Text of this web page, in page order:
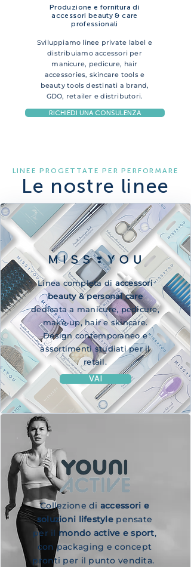
Produzione e fornitura di
accessori beauty & care
professionali
Sviluppiamo linee private label e
distribuiamo accessori per
manicure, pedicure, hair
accessories, skincare tools e
beauty tools destinati a brand,
GDO, retailer e distributori.
RICHIEDI UNA CONSULENZA
LINEE PROGETTATE PER PERFORMARE
Le nostre linee
Linea completa di accessori
beauty & personal care
dedicata a manicure, pedicure,
make-up, hair e skincare.
Design contemporaneo e
assortimenti studiati per il
retail.
VAI
Collezione di accessori e
soluzioni lifestyle pensate
per il mondo active e sport,
con packaging e concept
pronti per il punto vendita.